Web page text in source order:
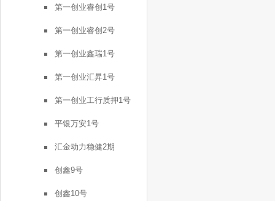
第一创业睿创1号
第一创业睿创2号
第一创业鑫瑞1号
第一创业汇昇1号
第一创业工行质押1号
平银万安1号
汇金动力稳健2期
创鑫9号
创鑫10号